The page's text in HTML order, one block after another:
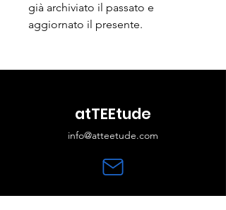
già archiviato il passato e
aggiornato il presente.
atTEEtude
info@atteetude.com